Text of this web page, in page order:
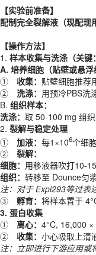
【操作方法】
1.样本收集与洗涤（关键
A. 培养细胞（贴壁或悬浮
①收集：贴壁细胞推荐
②洗涤：用预冷PBS洗
B. 组织样本：
洗涤：取 50-100 mg 组
2. 裂解与稳定处理
①加液：每1×10
②裂解 ：
细胞：用移液器吹打10-
组织：转移至 Dounce匀
注：对于 Expi293等
表
③孵育：将样本置于
3.蛋白收集
① 离心：4°C, 16,000
② 收集： 小心吸取上清
注：立即进行下游应用或
【注意事项】
1.蛋白变性严禁高温：
【实验前准备】
配制完全裂解液（现配现
【操作方法】
1. 样本收集与洗涤（关键
A. 培养细胞 （贴壁或悬浮
① 收集： 贴壁细胞推荐
② 洗涤： 用预冷PBS洗
B. 组织样本：
洗涤： 取 50-100 mg 组
2. 裂解与稳定处理
① 加液： 每1×106个细
② 裂解：
细胞： 用移液器吹打10-
组织： 转移至 Dounce匀
注：对于 Expi293等过表
③ 孵育： 将样本置于
3. 蛋白收集
① 离心： 4°C, 16,000 ×
② 收集： 小心吸取上清
注： 立即进行下游应用或